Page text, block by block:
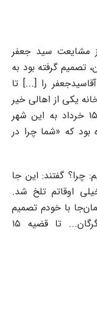
مشایعت سید جعفر
تصمیم گرفته بود به
را [...] تا
یکی از اهالی خیر
گرگان مانده بود و دیده بود که امواج ۱۵ خرداد به این شهر
بود که «شما چرا در
چرا؟ گفتند: این جا
اوقاتم تلخ شد.
با خودم تصمیم
گرفتم... ان‌شاءالله سال دیگر می‌آیم گرگان... تا قضیه ۱۵